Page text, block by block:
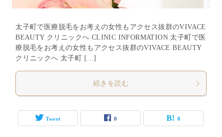
太子町で医療脱毛をお考えの女性もアクセス抜群のVIVACE
BEAUTY クリニックへ CLINIC INFORMATION 太子町で医
療脱毛をお考えの女性もアクセス抜群のVIVACE BEAUTY
クリニックへ 太子町 […]
続きを読む
Tweet 0 0